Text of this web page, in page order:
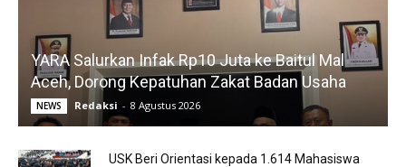
YARA Salurkan Infak Rp10 Juta ke Baitul Mal
Aceh, Dorong Kepatuhan Zakat Badan Usaha
NEWS Redaksi - 8 Agustus 2026
USK Beri Orientasi kepada 1.614 Mahasiswa